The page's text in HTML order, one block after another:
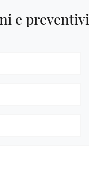
e preventivi